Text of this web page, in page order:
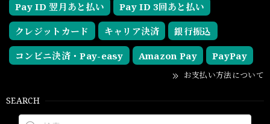
Pay ID 翌月あと払い
Pay ID 3回あと払い
クレジットカード キャリア決済 銀行振込
コンビニ決済・Pay-easy Amazon Pay PayPay
お支払い方法について
SEARCH